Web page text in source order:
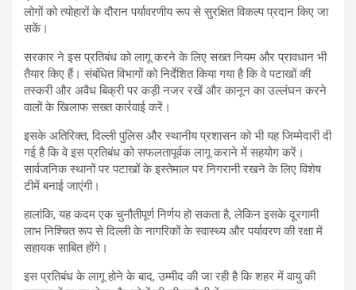
लोगों को त्योहारों के दौरान पर्यावरणीय रूप से सुरक्षित विकल्प प्रदान किए जा
सकें।
सरकार ने इस प्रतिबंध को लागू करने के लिए सख्त नियम और प्रावधान भी
तैयार किए हैं। संबंधित विभागों को निर्देशित किया गया है कि वे पटाखों की
तस्करी और अवैध बिक्री पर कड़ी नजर रखें और कानून का उल्लंघन करने
वालों के खिलाफ सख्त कार्रवाई करें।
इसके अतिरिक्त, दिल्ली पुलिस और स्थानीय प्रशासन को भी यह जिम्मेदारी दी
गई है कि वे इस प्रतिबंध को सफलतापूर्वक लागू कराने में सहयोग करें।
सार्वजनिक स्थानों पर पटाखों के इस्तेमाल पर निगरानी रखने के लिए विशेष
टीमें बनाई जाएंगी।
हालांकि, यह कदम एक चुनौतीपूर्ण निर्णय हो सकता है, लेकिन इसके दूरगामी
लाभ निश्चित रूप से दिल्ली के नागरिकों के स्वास्थ्य और पर्यावरण की रक्षा में
सहायक साबित होंगे।
इस प्रतिबंध के लागू होने के बाद, उम्मीद की जा रही है कि शहर में वायु की